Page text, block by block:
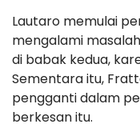
Lautaro memulai
mengalami
di babak kedua,
Sementara itu,
pengganti dalam
berkesan itu.